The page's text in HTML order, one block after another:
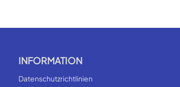
INFORMATION
Datenschutzrichtlinien